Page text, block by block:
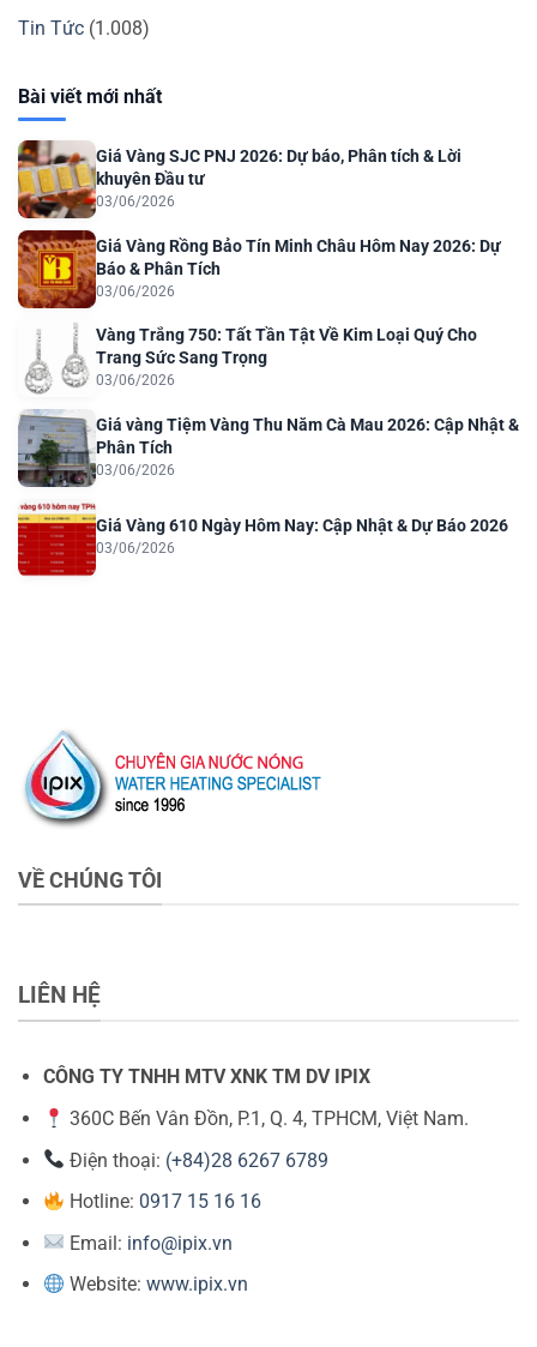
Tin Tức (1.008)
Bài viết mới nhất
Giá Vàng SJC PNJ 2026: Dự báo, Phân tích & Lời
khuyên Đầu tư
03/06/2026
Giá Vàng Rồng Bảo Tín Minh Châu Hôm Nay 2026: Dự
Báo & Phân Tích
03/06/2026
Vàng Trắng 750: Tất Tần Tật Về Kim Loại Quý Cho
Trang Sức Sang Trọng
03/06/2026
Giá vàng Tiệm Vàng Thu Năm Cà Mau 2026: Cập Nhật &
Phân Tích
03/06/2026
Giá Vàng 610 Ngày Hôm Nay: Cập Nhật & Dự Báo 2026
03/06/2026
VỀ CHÚNG TÔI
LIÊN HỆ
CÔNG TY TNHH MTV XNK TM DV IPIX
360C Bến Vân Đồn, P.1, Q. 4, TPHCM, Việt Nam.
Điện thoại: (+84)28 6267 6789
Hotline: 0917 15 16 16
Email: info@ipix.vn
Website:www.ipix.vn